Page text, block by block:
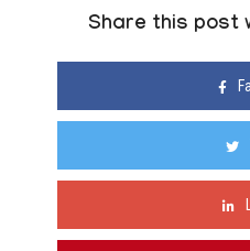
Share this post